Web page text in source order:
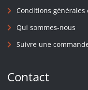
Conditions générales
Qui sommes-nous
Suivre une
Contact